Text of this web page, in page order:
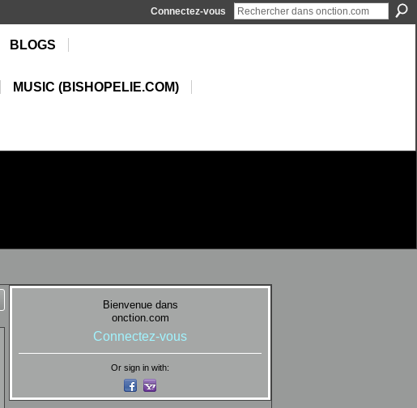
Connectez-vous
BLOGS
MUSIC (BISHOPELIE.COM)
Bienvenue dans
onction.com
Connectez-vous
Or sign in with: